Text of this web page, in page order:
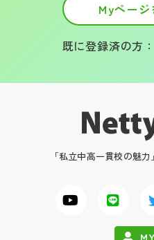
Myペー
既に登録済の方
「私立中高一貫校の魅